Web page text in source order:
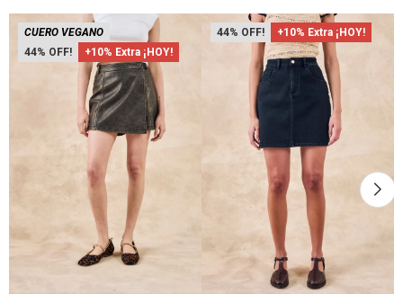
44 +10% Extra ¡HOY!
CUERO VEGANO 44 +10% Extra ¡HOY!